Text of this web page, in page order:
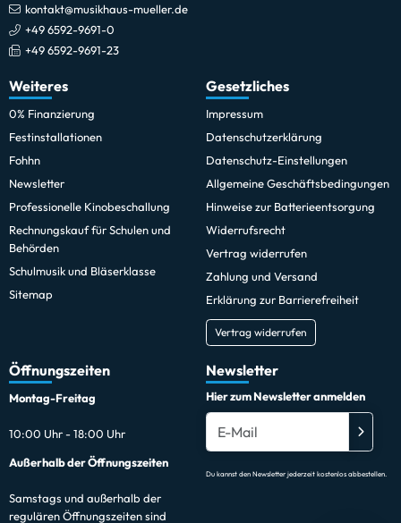
kontakt@musikhaus-mueller.de
+49 6592-9691-0
+49 6592-9691-23
Weiteres
0% Finanzierung
Festinstallationen
Fohhn
Newsletter
Professionelle Kinobeschallung
Rechnungskauf für Schulen und
Behörden
Schulmusik und Bläserklasse
Sitemap
Gesetzliches
Impressum
Datenschutzerklärung
Datenschutz-Einstellungen
Allgemeine Geschäftsbedingungen
Hinweise zur Batterieentsorgung
Widerrufsrecht
Vertrag widerrufen
Zahlung und Versand
Erklärung zur Barrierefreiheit
Vertrag widerrufen
Öffnungszeiten
Montag-Freitag
10:00 Uhr - 18:00 Uhr
Außerhalb der Öffnungszeiten
Samstags und außerhalb der
regulären Öffnungszeiten sind
Newsletter
Hier zum Newsletter anmelden
Du kannst den Newsletter jederzeit kostenlos abbestellen.